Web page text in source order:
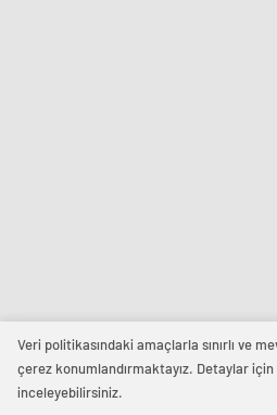
Veri politikasındaki amaçlarla sınırlı ve
çerez konumlandırmaktayız. Detaylar için
inceleyebilirsiniz.